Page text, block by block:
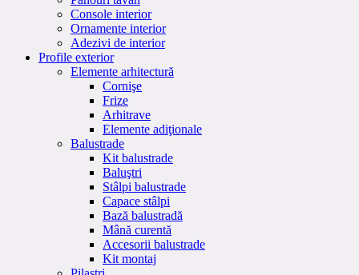
Console interior
Ornamente interior
Adezivi de interior
Profile exterior
Elemente arhitectură
Cornişe
Frize
Arhitrave
Elemente adiţionale
Balustrade
Kit balustrade
Baluştri
Stâlpi balustrade
Capace stâlpi
Bază balustradă
Mână curentă
Accesorii balustrade
Kit montaj